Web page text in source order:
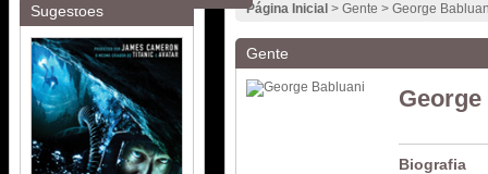
Sugestões Página Inicial > Gente > George
Gente
Biografia